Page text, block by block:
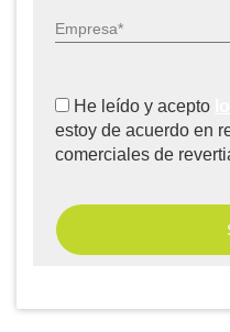
Empresa*
He leído y acepto
estoy de acuerdo en
comerciales de